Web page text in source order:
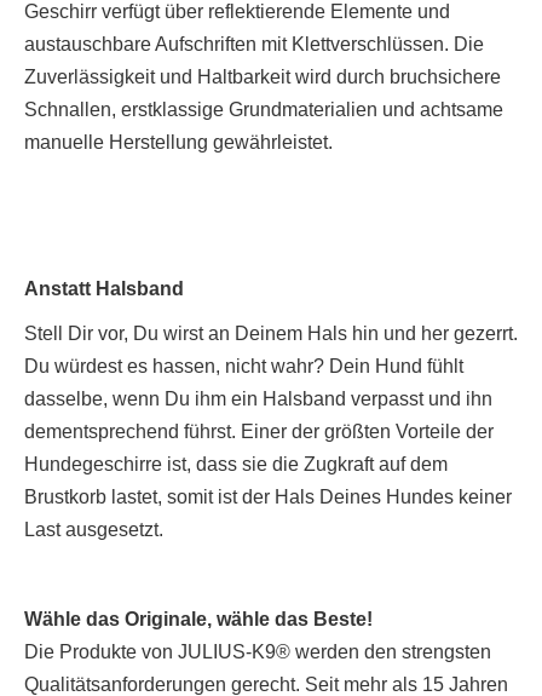
Geschirr verfügt über reflektierende Elemente und
austauschbare Aufschriften mit Klettverschlüssen. Die
Zuverlässigkeit und Haltbarkeit wird durch bruchsichere
Schnallen, erstklassige Grundmaterialien und achtsame
manuelle Herstellung gewährleistet.
Anstatt Halsband
Stell Dir vor, Du wirst an Deinem Hals hin und her gezerrt.
Du würdest es hassen, nicht wahr? Dein Hund fühlt
dasselbe, wenn Du ihm ein Halsband verpasst und ihn
dementsprechend führst. Einer der größten Vorteile der
Hundegeschirre ist, dass sie die Zugkraft auf dem
Brustkorb lastet, somit ist der Hals Deines Hundes keiner
Last ausgesetzt.
Wähle das Originale, wähle das Beste!
Die Produkte von JULIUS-K9® werden den strengsten
Qualitätsanforderungen gerecht. Seit mehr als 15 Jahren